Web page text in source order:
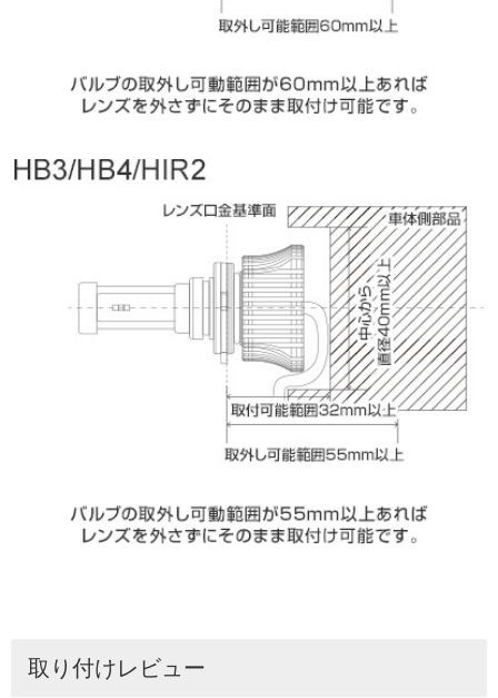
取り付けレビュー